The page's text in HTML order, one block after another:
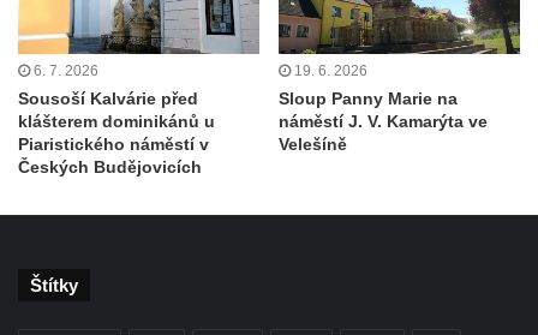
Sloup Panny Marie ve Sloupu v Čechách
Sloup Nejsvětější Trojice s korunováním
Panny Marie v Karlových Varech
Sloup Panny Marie v Chrastavě
Sloup Panny Marie v Liberci-Ruprechticích
6. 7. 2026
Sousoší Kalvárie před
klášterem dominikánů u
Piaristického náměstí v
Českých Budějovicích
19. 6. 2026
Sloup Panny Marie na
náměstí J. V. Kamarýta ve
Velešíně
Štítky